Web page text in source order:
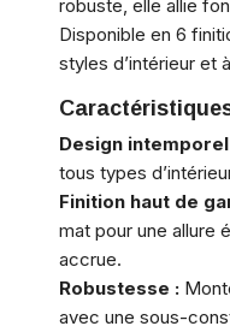
robuste, elle allie
Disponible en 6
styles d’intérieur et
Design
tous types
Finition haut de
mat pour une allure
accrue.
Robustesse :
avec une sous-